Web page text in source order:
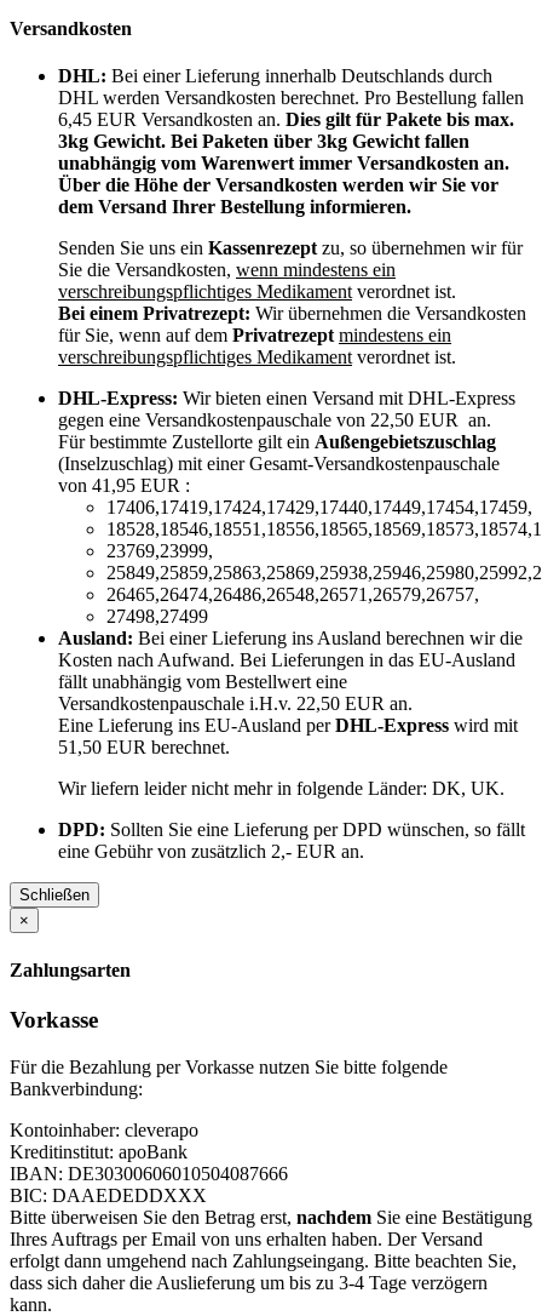
Versandkosten
DHL: Bei einer Lieferung innerhalb Deutschlands durch
DHL werden Versandkosten berechnet. Pro Bestellung fallen
6,45 EUR Versandkosten an. Dies gilt für Pakete bis max.
3kg Gewicht. Bei Paketen über 3kg Gewicht fallen
unabhängig vom Warenwert immer Versandkosten an.
Über die Höhe der Versandkosten werden wir Sie vor
dem Versand Ihrer Bestellung informieren.
Senden Sie uns ein Kassenrezeptzu, so übernehmen wir für
Sie die Versandkosten, wenn mindestens ein
verschreibungspflichtiges Medikamentverordnet ist.
Bei einem Privatrezept: Wir übernehmen die Versandkosten
für Sie, wenn auf dem Privatrezept mindestens ein
verschreibungspflichtiges Medikamentverordnet ist.
DHL-Express: Wir bieten einen Versand mit DHL-Express
gegen eine Versandkostenpauschale von 22,50 EUR an.
Für bestimmte Zustellorte gilt ein Außengebietszuschlag
(Inselzuschlag) mit einer Gesamt-Versandkostenpauschale
von 41,95 EUR :
17406,17419,17424,17429,17440,17449,17454,17459,
23769,23999,
26465,26474,26486,26548,26571,26579,26757,
27498,27499
Ausland: Bei einer Lieferung ins Ausland berechnen wir die
Kosten nach Aufwand. Bei Lieferungen in das EU-Ausland
fällt unabhängig vom Bestellwert eine
Versandkostenpauschale i.H.v. 22,50 EUR an.
Eine Lieferung ins EU-Ausland perDHL-Express wird mit
51,50 EUR berechnet.
Wir liefern leider nicht mehr in folgende Länder: DK, UK.
DPD: Sollten Sie eine Lieferung per DPD wünschen, so fällt
eine Gebühr von zusätzlich 2,- EUR an.
Schließen
×
Zahlungsarten
Vorkasse
Für die Bezahlung per Vorkasse nutzen Sie bitte folgende
Bankverbindung:
Kontoinhaber: cleverapo
Kreditinstitut: apoBank
IBAN: DE30300606010504087666
BIC: DAAEDEDDXXX
Bitte überweisen Sie den Betrag erst, nachdem Sie eine Bestätigung
Ihres Auftrags per Email von uns erhalten haben. Der Versand
erfolgt dann umgehend nach Zahlungseingang. Bitte beachten Sie,
dass sich daher die Auslieferung um bis zu 3-4 Tage verzögern
kann.